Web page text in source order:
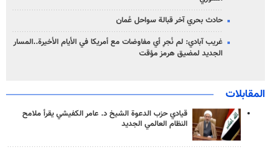
حادث بحري آخر قبالة سواحل عُمان
غريب آبادي: لم نُجرِ أي مفاوضات مع أمريكا في الأيام الأخيرة..المسار
الجديد لمضيق هرمز مؤقت
المقابلات
قيادي حزب الدعوة الشيخ د. عامر الكفيشي يقرأ ملامح
النظام العالمي الجديد